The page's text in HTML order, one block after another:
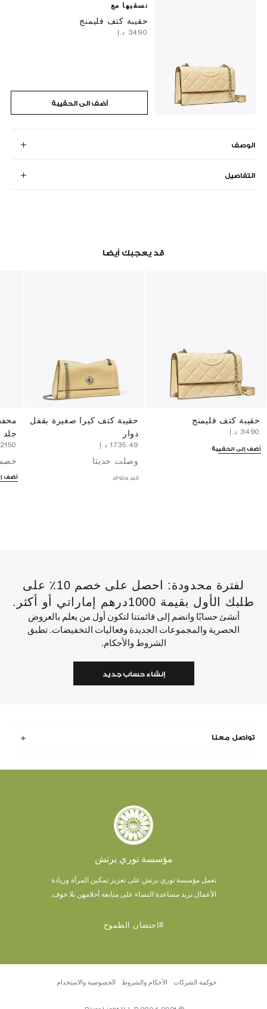
نسقيها مع
حقيبة كتف فليمنج
أضف الى الحقيبة
الوصف
التفاصيل
قد يعجبك أيضا
حقيبة كتف فليمنج
أضف إلى الحقيبة
حقيبة كتف كيرا صغيرة بقفل
دوار
وصلت حديثا
غير متوفر
جلد
خصم
أضف
لفترة محدودة: احصل على خصم 10٪ على
طلبك الأول بقيمة 1000درهم إماراتي أو أكثر.
أنشئ حسابًا وانضم إلى قائمتنا لتكون أول من يعلم بالعروض
الحصرية والمجموعات الجديدة وفعاليات التخفيضات. تطبق
الشروط والأحكام.
إنشاء حساب جديد
تواصل معنا
مؤسسة توري برتش
تعمل مؤسسة توري برتش على تعزيز تمكين المرأة وريادة
الأعمال. نريد مساعدة النساء على متابعة أحلامهن بلا خوف.
#احتضان الطموح
حوكمة الشركات الأحكام والشروط الخصوصية والاستخدام